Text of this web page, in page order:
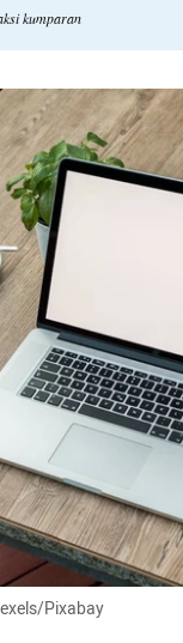
kumparan
Pixabay